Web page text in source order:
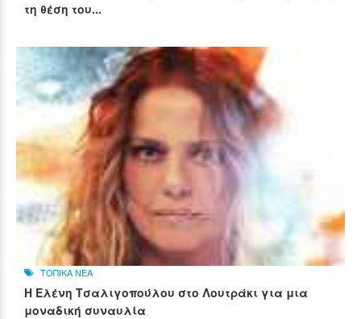
τη θέση του...
ΤΟΠΙΚΑ ΝΕΑ
Η Ελένη Τσαλιγοπούλου στο Λουτράκι για μια
μοναδική συναυλία